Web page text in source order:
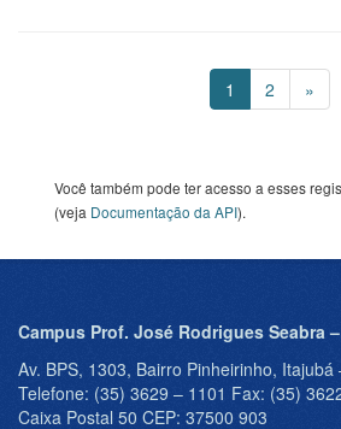
1 2 »
Você também pode ter acesso a esses
(veja Documentação da API).
Campus Prof. José Rodrigues Seabra
Av. BPS, 1303, Bairro Pinheirinho, Itajubá
Telefone: (35) 3629 – 1101 Fax: (35)
Caixa Postal 50 CEP: 37500 903